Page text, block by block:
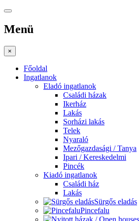
Menü
×
Főoldal
Ingatlanok
Eladó ingatlanok
Családi házak
Ikerház
Lakás
Sorházi lakás
Telek
Nyaraló
Mezőgazdasági / Tanya
Ipari / Kereskedelmi
Pincék
Kiadó ingatlanok
Családi ház
Lakás
Sürgős eladás
Pincefalu